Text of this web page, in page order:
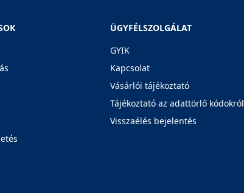
ÜGYFÉLSZOLGÁLAT
GYIK
Kapcsolat
Vásárlói tájékoztató
Tájékoztató az adattörlő kódokról
Visszaélés bejelentés